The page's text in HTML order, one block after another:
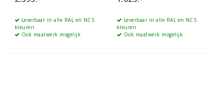
Leverbaar in alle RAL en NCS
kleuren
Ook maatwerk mogelijk
Leverbaar in alle RAL en NCS
kleuren
Ook maatwerk mogelijk